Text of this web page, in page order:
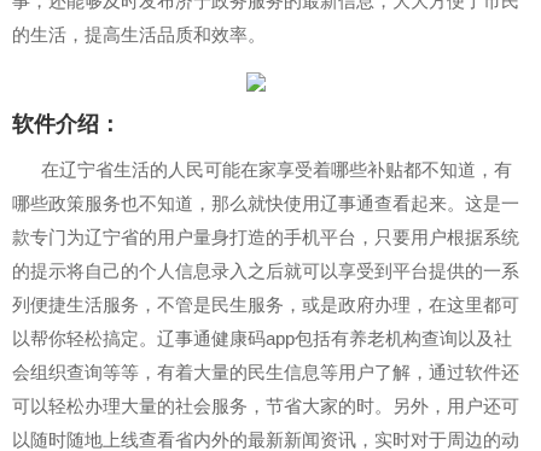
的生活，提高生活品质和效率。
软件介绍：
在辽宁省生活的人民可能在家享受着哪些补贴都不知道，有
哪些政策服务也不知道，那么就快使用辽事通查看起来。这是一
款专门为辽宁省的用户量身打造的手机平台，只要用户根据系统
的提示将自己的个人信息录入之后就可以享受到平台提供的一系
列便捷生活服务，不管是民生服务，或是政府办理，在这里都可
以帮你轻松搞定。辽事通健康码app包括有养老机构查询以及社
会组织查询等等，有着大量的民生信息等用户了解，通过软件还
可以轻松办理大量的社会服务，节省大家的时。另外，用户还可
以随时随地上线查看省内外的最新新闻资讯，实时对于周边的动